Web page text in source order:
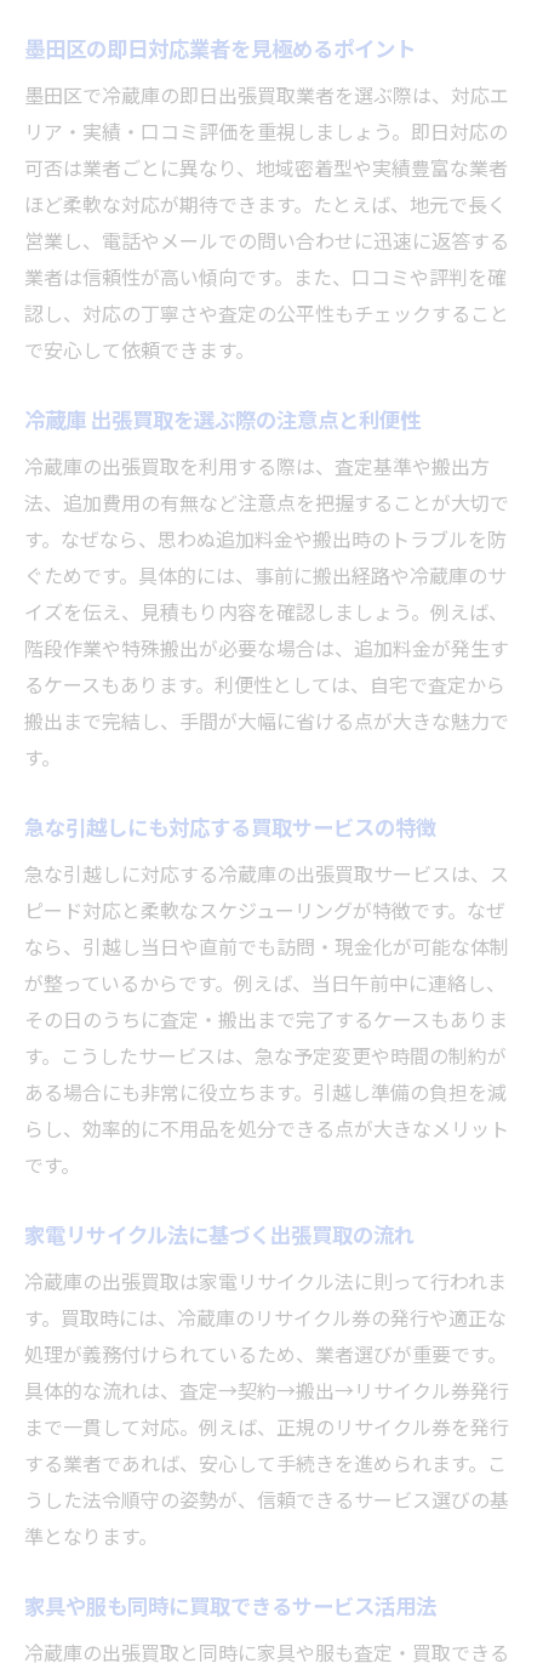
墨田区の即日対応業者を見極めるポイント
墨田区で冷蔵庫の即日出張買取業者を選ぶ際は、対応エ
リア・実績・口コミ評価を重視しましょう。即日対応の
可否は業者ごとに異なり、地域密着型や実績豊富な業者
ほど柔軟な対応が期待できます。たとえば、地元で長く
営業し、電話やメールでの問い合わせに迅速に返答する
業者は信頼性が高い傾向です。また、口コミや評判を確
認し、対応の丁寧さや査定の公平性もチェックすること
で安心して依頼できます。
冷蔵庫 出張買取を選ぶ際の注意点と利便性
冷蔵庫の出張買取を利用する際は、査定基準や搬出方
法、追加費用の有無など注意点を把握することが大切で
す。なぜなら、思わぬ追加料金や搬出時のトラブルを防
ぐためです。具体的には、事前に搬出経路や冷蔵庫のサ
イズを伝え、見積もり内容を確認しましょう。例えば、
階段作業や特殊搬出が必要な場合は、追加料金が発生す
るケースもあります。利便性としては、自宅で査定から
搬出まで完結し、手間が大幅に省ける点が大きな魅力で
す。
急な引越しにも対応する買取サービスの特徴
急な引越しに対応する冷蔵庫の出張買取サービスは、ス
ピード対応と柔軟なスケジューリングが特徴です。なぜ
なら、引越し当日や直前でも訪問・現金化が可能な体制
が整っているからです。例えば、当日午前中に連絡し、
その日のうちに査定・搬出まで完了するケースもありま
す。こうしたサービスは、急な予定変更や時間の制約が
ある場合にも非常に役立ちます。引越し準備の負担を減
らし、効率的に不用品を処分できる点が大きなメリット
です。
家電リサイクル法に基づく出張買取の流れ
冷蔵庫の出張買取は家電リサイクル法に則って行われま
す。買取時には、冷蔵庫のリサイクル券の発行や適正な
処理が義務付けられているため、業者選びが重要です。
具体的な流れは、査定→契約→搬出→リサイクル券発行
まで一貫して対応。例えば、正規のリサイクル券を発行
する業者であれば、安心して手続きを進められます。こ
うした法令順守の姿勢が、信頼できるサービス選びの基
準となります。
家具や服も同時に買取できるサービス活用法
冷蔵庫の出張買取と同時に家具や服も査定・買取できる